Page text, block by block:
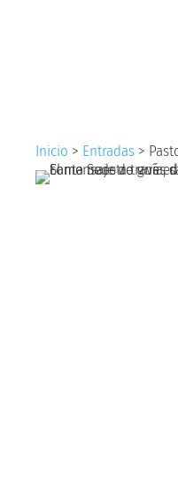
Inicio > Entradas >